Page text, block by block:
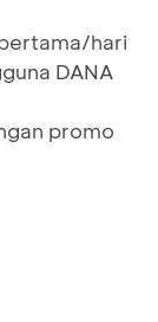
hari
DANA
promo